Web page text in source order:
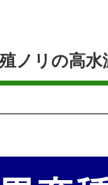
ノリの高